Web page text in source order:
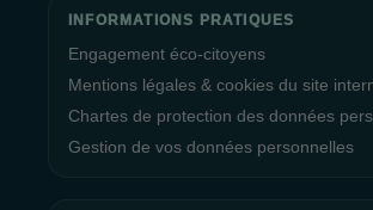
INFORMATIONS PRATIQUES
Engagement éco-citoyens
Mentions légales & cookies du site
Chartes de protection des données
Gestion de vos données personnelles